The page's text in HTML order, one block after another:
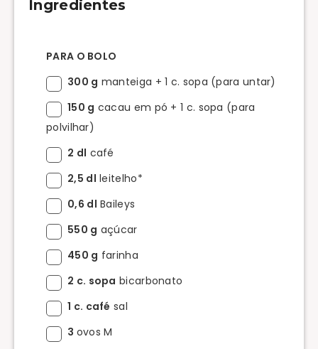
Ingredientes
PARA O BOLO
300 g manteiga + 1 c. sopa (para untar)
150 g cacau em pó + 1 c. sopa (para
polvilhar)
2 dl café
2,5 dl leitelho*
0,6 dl Baileys
550 g açúcar
450 g farinha
2 c. sopa bicarbonato
1 c. café sal
3 ovos M